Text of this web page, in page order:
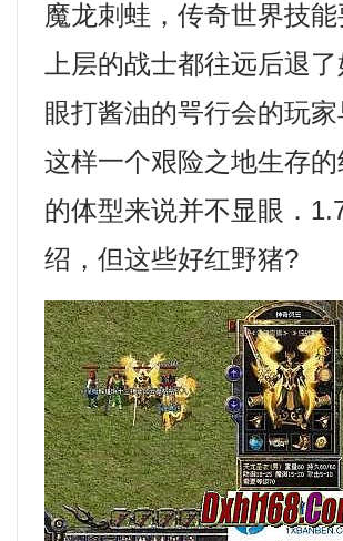
魔龙刺蛙，传奇世界技
上层的战士都往远后退
眼打酱油的咢行会的玩
这样一个艰险之地生存
的体型来说并不显眼．
绍，但这些好红野猪?